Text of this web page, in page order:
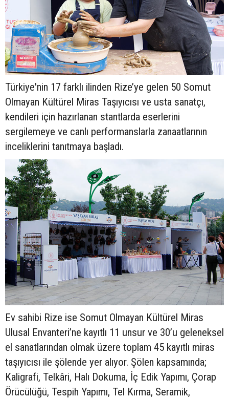
Türkiye'nin 17 farklı ilinden Rize’ye gelen 50 Somut
Olmayan Kültürel Miras Taşıyıcısı ve usta sanatçı,
kendileri için hazırlanan stantlarda eserlerini
sergilemeye ve canlı performanslarla zanaatlarının
inceliklerini tanıtmaya başladı.
Ev sahibi Rize ise Somut Olmayan Kültürel Miras
Ulusal Envanteri’ne kayıtlı 11 unsur ve 30’u geleneksel
el sanatlarından olmak üzere toplam 45 kayıtlı miras
taşıyıcısı ile şölende yer alıyor. Şölen kapsamında;
Kaligrafi, Telkâri, Halı Dokuma, İç Edik Yapımı, Çorap
Örücülüğü, Tespih Yapımı, Tel Kırma, Seramik,